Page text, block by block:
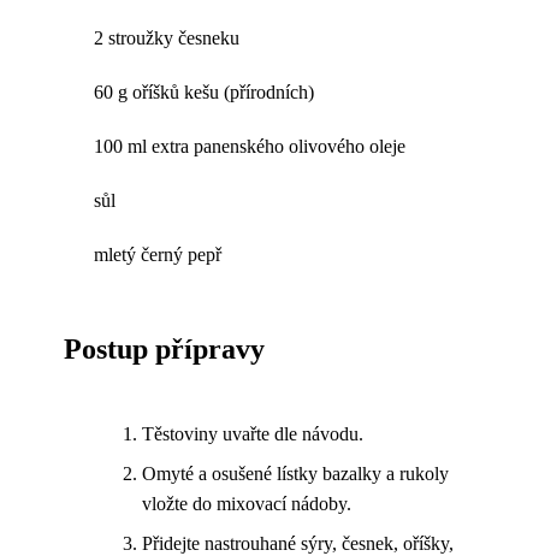
2 stroužky česneku
60 g oříšků kešu (přírodních)
100 ml extra panenského olivového oleje
sůl
mletý černý pepř
Postup přípravy
Těstoviny uvařte dle návodu.
Omyté a osušené lístky bazalky a rukoly
vložte do mixovací nádoby.
Přidejte nastrouhané sýry, česnek, oříšky,